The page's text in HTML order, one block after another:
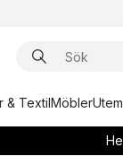
& TextilMöbler